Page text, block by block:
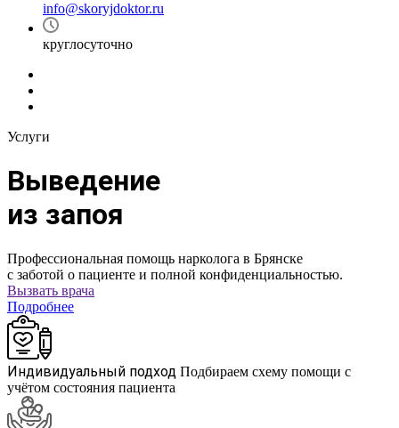
info@skoryjdoktor.ru
круглосуточно
Услуги
Выведение
из запоя
Профессиональная помощь нарколога в Брянске
с заботой о пациенте и полной конфиденциальностью.
Вызвать врача
Подробнее
Индивидуальный подход Подбираем схему помощи с
учётом состояния пациента